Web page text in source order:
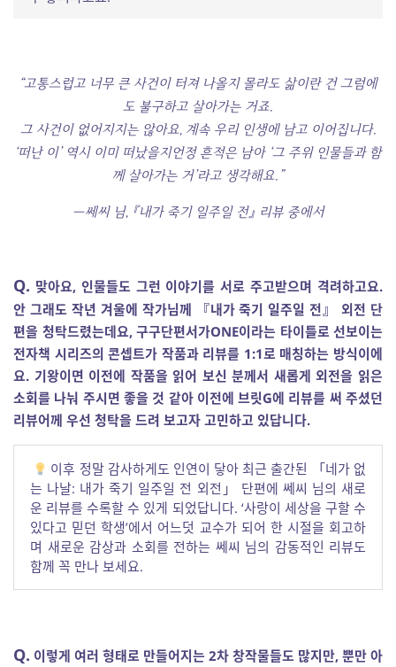
“고통스럽고 너무 큰 사건이 터져 나올지 몰라도 삶이란 건 그럼에
도 불구하고 살아가는 거죠.
그 사건이 없어지지는 않아요, 계속 우리 인생에 남고 이어집니다.
‘떠난 이’ 역시 이미 떠났을지언정 흔적은 남아 ‘그 주위 인물들과 함
께 살아가는 거’라고 생각해요.”
―쎄씨 님, 『내가 죽기 일주일 전』 리뷰 중에서
Q. 맞아요, 인물들도 그런 이야기를 서로 주고받으며 격려하고요.
안 그래도 작년 겨울에 작가님께 『내가 죽기 일주일 전』 외전 단
편을 청탁드렸는데요, 구구단편서가ONE이라는 타이틀로 선보이는
전자책 시리즈의 콘셉트가 작품과 리뷰를 1:1로 매칭하는 방식이에
요. 기왕이면 이전에 작품을 읽어 보신 분께서 새롭게 외전을 읽은
소회를 나눠 주시면 좋을 것 같아 이전에 브릿G에 리뷰를 써 주셨던
리뷰어께 우선 청탁을 드려 보고자 고민하고 있답니다.
이후 정말 감사하게도 인연이 닿아 최근 출간된 「네가 없
는 나날: 내가 죽기 일주일 전 외전」 단편에 쎄씨 님의 새로
운 리뷰를 수록할 수 있게 되었답니다. ‘사랑이 세상을 구할 수
있다고 믿던 학생’에서 어느덧 교수가 되어 한 시절을 회고하
며 새로운 감상과 소회를 전하는 쎄씨 님의 감동적인 리뷰도
함께 꼭 만나 보세요.
Q. 이렇게 여러 형태로 만들어지는 2차 창작물들도 많지만, 뿐만 아